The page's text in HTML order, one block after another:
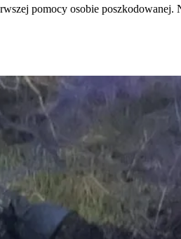
pomocy osobie poszkodowanej.